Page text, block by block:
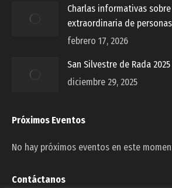
Charlas informativas
extraordinaria de
febrero 17, 2026
San Silvestre de Rada 2025
diciembre 29, 2025
Próximos Eventos
No hay próximos eventos en este
Contáctanos